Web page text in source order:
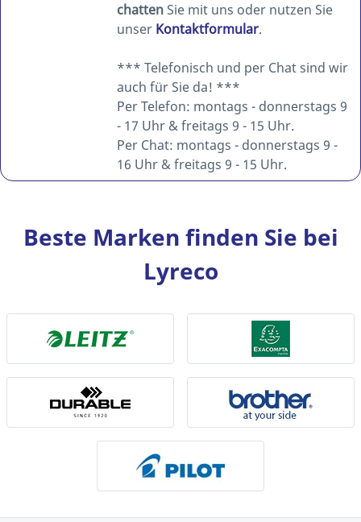
chattenSie mit uns oder nutzen Sie
unser Kontaktformular.
*** Telefonisch und per Chat sind wir
auch für Sie da! ***
Per Telefon: montags - donnerstags 9
- 17 Uhr & freitags 9 - 15 Uhr.
Per Chat: montags - donnerstags 9 -
16 Uhr & freitags 9 - 15 Uhr.
Beste Marken finden Sie bei
Lyreco